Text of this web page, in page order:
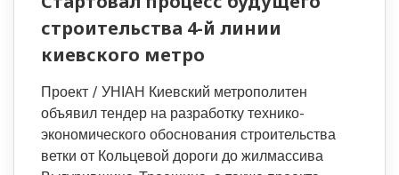
строительства 4-й линии
киевского метро
Проект / УНІАН Киевский метрополитен
объявил тендер на разработку технико-
экономического обоснования строительства
ветки от Кольцевой дороги до жилмассива